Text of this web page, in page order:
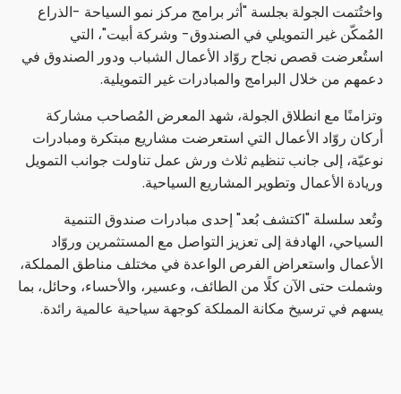
واختُتمت الجولة بجلسة "أثر برامج مركز نمو السياحة -الذراع
المُمكّن غير التمويلي في الصندوق- وشركة أبيت"، التي
استُعرضت قصص نجاح روّاد الأعمال الشباب ودور الصندوق في
دعمهم من خلال البرامج والمبادرات غير التمويلية.
وتزامنًا مع انطلاق الجولة، شهد المعرض المُصاحب مشاركة
أركان روّاد الأعمال التي استعرضت مشاريع مبتكرة ومبادرات
نوعيّة، إلى جانب تنظيم ثلاث ورش عمل تناولت جوانب التمويل
وريادة الأعمال وتطوير المشاريع السياحية.
وتُعد سلسلة "اكتشف بُعد" إحدى مبادرات صندوق التنمية
السياحي، الهادفة إلى تعزيز التواصل مع المستثمرين وروّاد
الأعمال واستعراض الفرص الواعدة في مختلف مناطق المملكة،
وشملت حتى الآن كلًا من الطائف، وعسير، والأحساء، وحائل، بما
يسهم في ترسيخ مكانة المملكة كوجهة سياحية عالمية رائدة.